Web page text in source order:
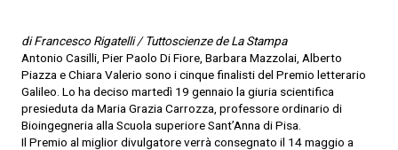
di Francesco Rigatelli / Tuttoscienze de La Stampa
Antonio Casilli, Pier Paolo Di Fiore, Barbara Mazzolai, Alberto
Piazza e Chiara Valerio sono i cinque finalisti del Premio letterario
Galileo. Lo ha deciso martedì 19 gennaio la giuria scientifica
presieduta da Maria Grazia Carrozza, professore ordinario di
Bioingegneria alla Scuola superiore Sant’Anna di Pisa.
Il Premio al miglior divulgatore verrà consegnato il 14 maggio a